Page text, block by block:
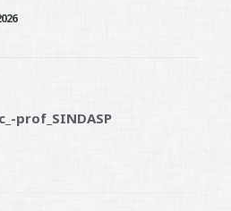
prof_SINDASP